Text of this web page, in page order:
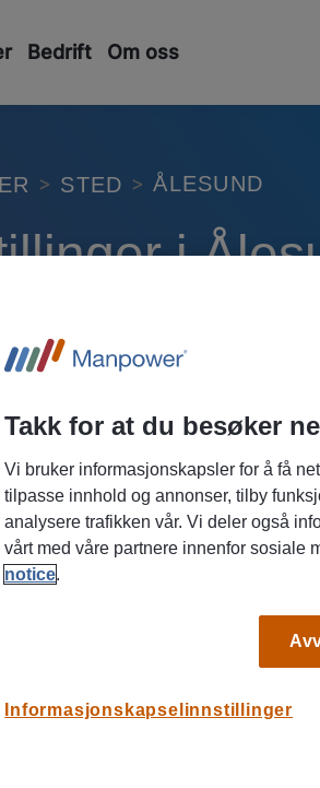
Bedrift Om oss
STED ÅLESUND
i
Hos Manpower
med å finne riktig jobb.
Det er ingen stillinger
Takk for at du besøker
Vi bruker informasjonskapsler for å få
tilpasse innhold og annonser, tilby
analysere trafikken vår. Vi deler også
vårt med våre partnere innenfor sosiale
notice.
Informasjonskapselinnstillinger